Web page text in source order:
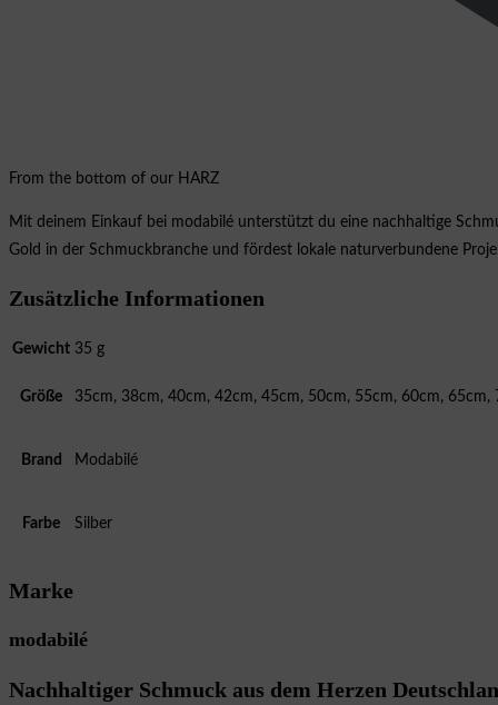
From the bottom of our HARZ
Mit deinem Einkauf bei modabilé unterstützt du eine nachhaltige
Gold in der Schmuckbranche und fördest lokale naturverbundene
Zusätzliche Informationen
Gewicht 35 g
Größe 35cm, 38cm, 40cm, 42cm, 45cm, 50cm, 55cm, 60cm, 65cm,
Brand Modabilé
Farbe Silber
Marke
modabilé
Nachhaltiger Schmuck aus dem Herzen